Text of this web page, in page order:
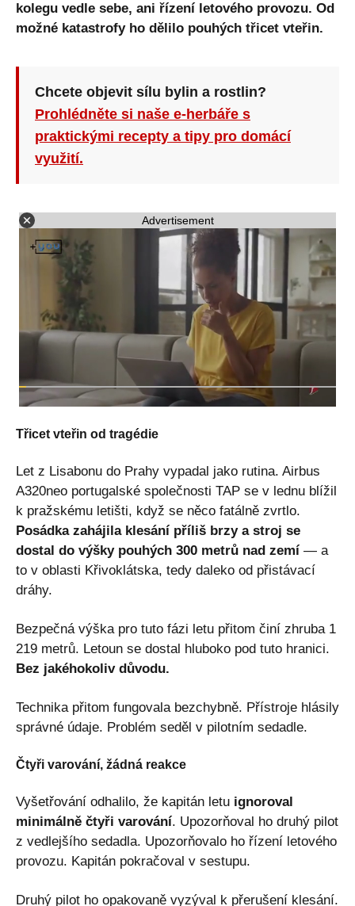
kolegu vedle sebe, ani řízení letového provozu. Od
možné katastrofy ho dělilo pouhých třicet vteřin.
Chcete objevit sílu bylin a rostlin?
Prohlédněte si naše e-herbáře s
praktickými recepty a tipy pro domácí
využití.
Advertisement
Třicet vteřin od tragédie
Let z Lisabonu do Prahy vypadal jako rutina. Airbus
A320neo portugalské společnosti TAP se v lednu blížil
k pražskému letišti, když se něco fatálně zvrtlo.
Posádka zahájila klesání příliš brzy a stroj se
dostal do výšky pouhých 300 metrů nad zemí — a
to v oblasti Křivoklátska, tedy daleko od přistávací
dráhy.
Bezpečná výška pro tuto fázi letu přitom činí zhruba 1
219 metrů. Letoun se dostal hluboko pod tuto hranici.
Bez jakéhokoliv důvodu.
Technika přitom fungovala bezchybně. Přístroje hlásily
správné údaje. Problém seděl v pilotním sedadle.
Čtyři varování, žádná reakce
Vyšetřování odhalilo, že kapitán letu ignoroval
minimálně čtyři varování. Upozorňoval ho druhý pilot
z vedlejšího sedadla. Upozorňovalo ho řízení letového
provozu. Kapitán pokračoval v sestupu.
Druhý pilot ho opakovaně vyzýval k přerušení klesání.